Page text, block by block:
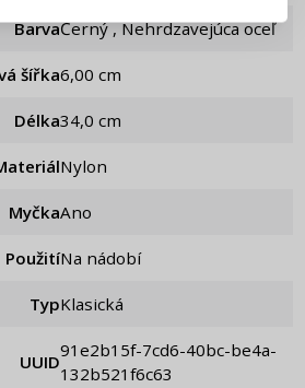
Barva Černý , Nehrdzavejúca oceľ
šířka 6,00 cm
Délka 34,0 cm
Nylon
Myčka Ano
Použití Na nádobí
Typ Klasická
UUID
91e2b15f-7cd6-40bc-be4a-
132b521f6c63
Připomenutí hesla